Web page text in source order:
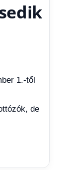
1.-től
de